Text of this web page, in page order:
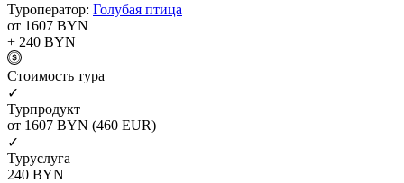
Туроператор: Голубая птица
от 1607 BYN
+ 240 BYN
Cтоимость тура
✓
Турпродукт
от 1607 BYN (460 EUR)
✓
Туруслуга
240 BYN